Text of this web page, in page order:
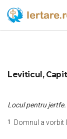
Leviticul,
Locul pentru jertfe.
1 Domnul a vorbit